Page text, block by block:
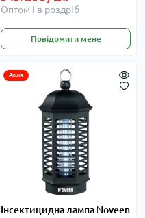
Оптом і в роздріб
Повідомити мене
Акція
Інсектицидна лампа Noveen